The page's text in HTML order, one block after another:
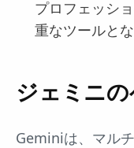
プロフェッシ
重なツールとな
ジェミニ
Geminiは、マル